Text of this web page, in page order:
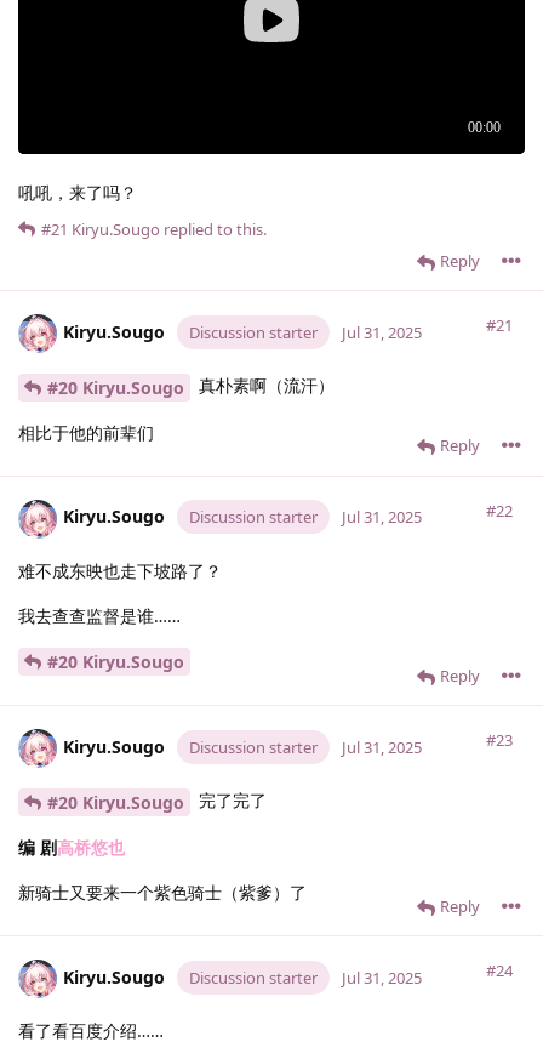
吼吼，来了吗？
Reply
#21 Kiryu.​Sougo replied to this.
Kiryu.​Sougo Discussion starter #21
Jul 31, 2025
#20 Kiryu.​Sougo 真朴素啊（流汗）
相比于他的前辈们
Reply
Kiryu.​Sougo Discussion starter #22
Jul 31, 2025
难不成东映也走下坡路了？
我去查查监督是谁……
#20 Kiryu.​Sougo
Reply
Kiryu.​Sougo Discussion starter #23
Jul 31, 2025
#20 Kiryu.​Sougo 完了完了
编 剧高桥悠也
新骑士又要来一个紫色骑士（紫爹）了
Reply
Kiryu.​Sougo Discussion starter #24
Jul 31, 2025
看了看百度介绍……